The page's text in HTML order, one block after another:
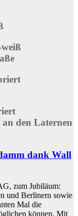
den Laternen
dank Wall
zum Jubiläum:
und Berlinern sowie
Mal die
können. Mit